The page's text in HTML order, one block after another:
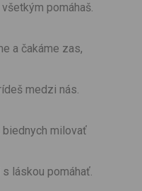
pomáhaš.
a čakáme zas,
medzi nás.
biednych milovať
láskou pomáhať.